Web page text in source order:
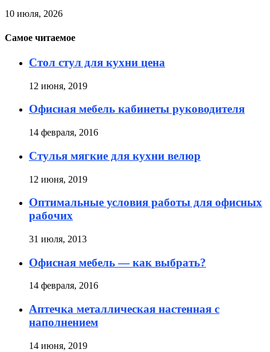
10 июля, 2026
Самое читаемое
Стол стул для кухни цена
12 июня, 2019
Офисная мебель кабинеты руководителя
14 февраля, 2016
Стулья мягкие для кухни велюр
12 июня, 2019
Оптимальные условия работы для офисных
рабочих
31 июля, 2013
Офисная мебель — как выбрать?
14 февраля, 2016
Аптечка металлическая настенная с
наполнением
14 июня, 2019